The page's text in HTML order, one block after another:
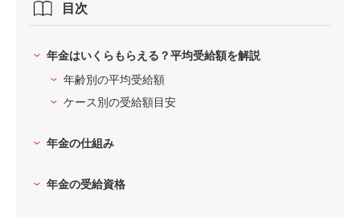
目次
年金はいくらもらえる？平均受給額を解説
年齢別の平均受給額
ケース別の受給額目安
年金の仕組み
年金の受給資格